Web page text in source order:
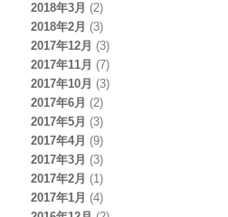
2018年3月 (2)
2018年2月 (3)
2017年12月 (3)
2017年11月 (7)
2017年10月 (3)
2017年6月 (2)
2017年5月 (3)
2017年4月 (9)
2017年3月 (3)
2017年2月 (1)
2017年1月 (4)